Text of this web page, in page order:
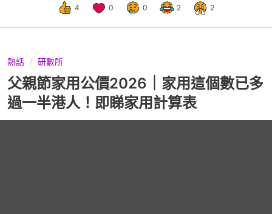
4 0 0 2 2
熱話 研數所
父親節家用公價2026｜家用這個數已多
過一半港人！即睇家用計算表